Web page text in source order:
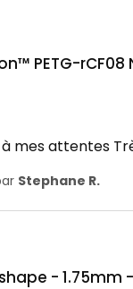
PETG-rCF08
mes attentes
Stephane R.
- 1.75mm